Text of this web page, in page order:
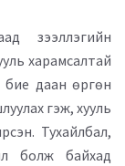
зээллэгийн
харамсалтай
бие даан өргөн
гэж, хууль
Тухайлбал,
болж байхад